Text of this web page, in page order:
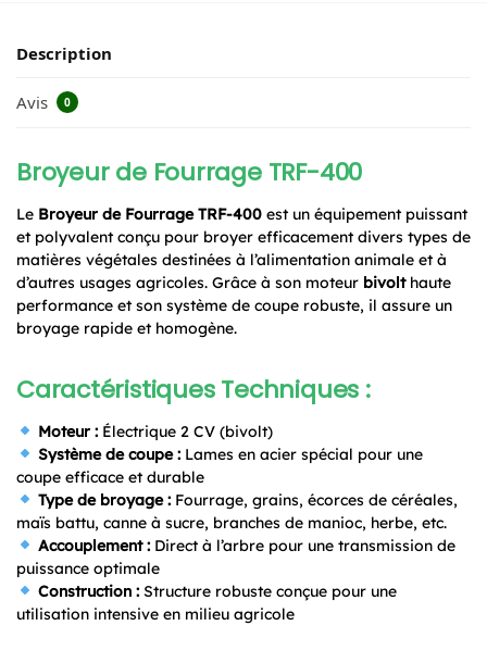
Description
Avis 0
Broyeur de Fourrage TRF-400
Le Broyeur de Fourrage TRF-400 est un équipement puissant
et polyvalent conçu pour broyer efficacement divers types de
matières végétales destinées à l’alimentation animale et à
d’autres usages agricoles. Grâce à son moteur bivolthaute
performance et son système de coupe robuste, il assure un
broyage rapide et homogène.
Caractéristiques Techniques :
Moteur :Électrique 2 CV (bivolt)
Système de coupe :Lames en acier spécial pour une
coupe efficace et durable
Type de broyage :Fourrage, grains, écorces de céréales,
maïs battu, canne à sucre, branches de manioc, herbe, etc.
Accouplement :Direct à l’arbre pour une transmission de
puissance optimale
Construction :Structure robuste conçue pour une
utilisation intensive en milieu agricole